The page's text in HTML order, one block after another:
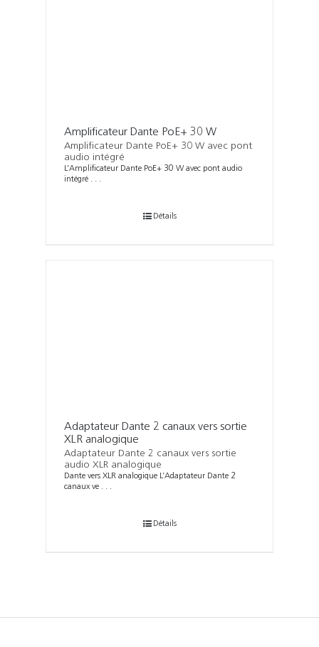
Amplificateur Dante PoE+ 30 W
Amplificateur Dante PoE+ 30 W avec pont
audio intégré
L’Amplificateur Dante PoE+ 30 W avec pont audio
intégré . . .
Détails
Adaptateur Dante 2 canaux vers sortie
XLR analogique
Adaptateur Dante 2 canaux vers sortie
audio XLR analogique
Dante vers XLR analogique L’Adaptateur Dante 2
canaux ve . . .
Détails